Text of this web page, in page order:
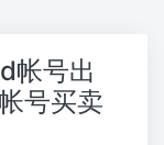
帐号出
号买卖